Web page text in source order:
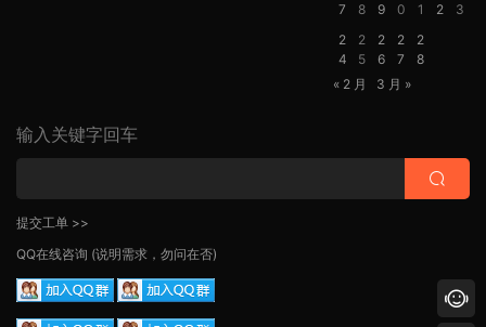
7
8
9
0
1
2
3
2
4
2
5
2
6
2
7
2
8
« 2 月
3 月 »
输入关键字回车
提交工单 >>
QQ在线咨询 (说明需求，勿问在否)